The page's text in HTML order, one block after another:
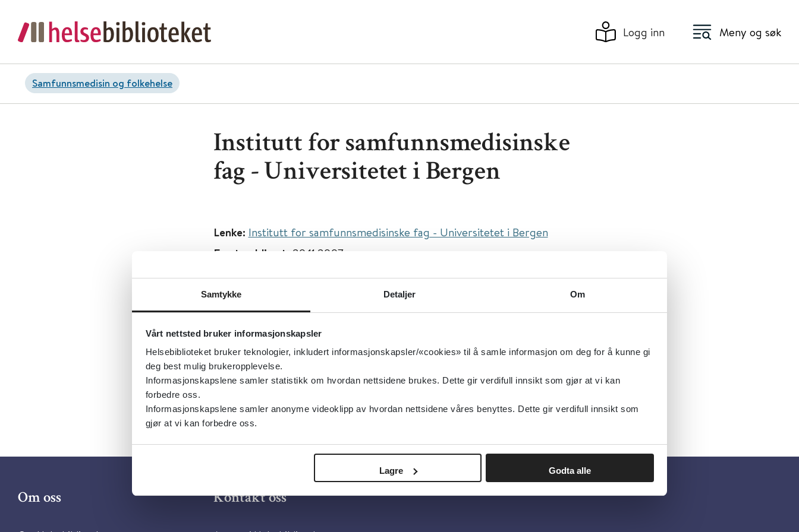
Samtykke Detaljer Om
Vårt nettsted bruker informasjonskapsler
Helsebiblioteket bruker teknologier, inkludert informasjonskapsler/«cookies» til å samle informasjon om deg for å kunne gi
deg best mulig brukeropplevelse.
Informasjonskapslene samler statistikk om hvordan nettsidene brukes. Dette gir verdifull innsikt som gjør at vi kan
forbedre oss.
Informasjonskapslene samler anonyme videoklipp av hvordan nettsidene våres benyttes. Dette gir verdifull innsikt som
gjør at vi kan forbedre oss.
Lagre Godta alle
Logg inn Meny og søk
Samfunnsmedisin og folkehelse
Institutt for samfunnsmedisinske
fag - Universitetet i Bergen
Lenke: Institutt for samfunnsmedisinske fag - Universitetet i Bergen
Først publisert: 20.11.2007
Tema: Samfunnsmedisin og folkehelse
Dokumenttype:Ressurser på nett
Utgiver:Universitetet i Bergen
Språk:Norsk
Om oss Kontakt oss